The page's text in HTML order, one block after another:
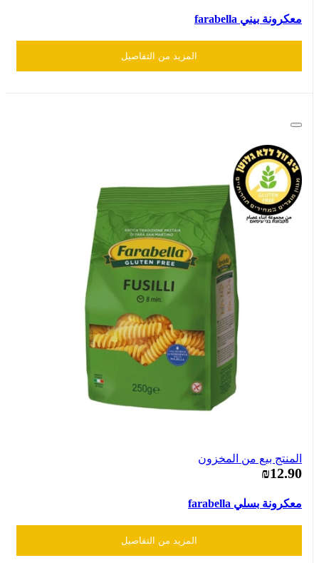
معكرونة بيني farabella
المزيد من التفاصيل
المنتج بيع من المخزون
₪12.90
معكرونة بسلي farabella
المزيد من التفاصيل